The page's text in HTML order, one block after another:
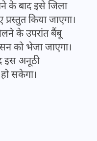
के बाद इसे जिला
किया जाएगा।
के उपरांत बैंबू
को भेजा जाएगा।
इस अनूठी
सकेगा।